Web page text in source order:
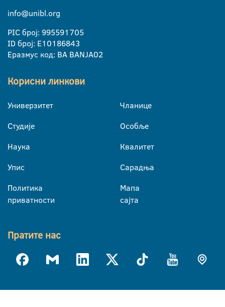
info@unibl.org
PIC број: 995591705
ID број: E10186843
Еразмус код: BA BANJA02
Корисни линкови
Универзитет
Студије
Наука
Упис
Политика
приватности
Чланице
Особље
Квалитет
Сарадња
Мапа
сајта
Пратите нас